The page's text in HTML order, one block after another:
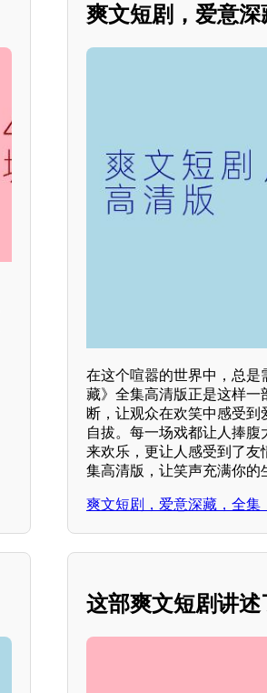
爽文短剧，爱意
在这个喧嚣的世界中，总是
藏》全集高清版正是这样一
断，让观众在欢笑中感受
自拔。每一场戏都让人捧
来欢乐，更让人感受到了友
集高清版，让笑声充满你的
爽文短剧，爱意深藏，全集
这部爽文短剧讲述